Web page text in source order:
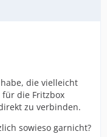
die vielleicht
für die Fritzbox
zu verbinden.
sowieso garnicht?